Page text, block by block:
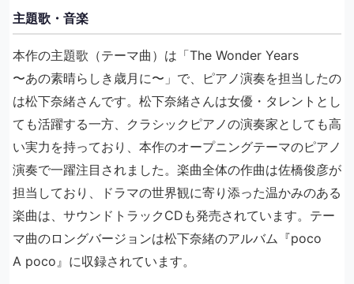
主題歌・音楽
本作の主題歌（テーマ曲）は「The Wonder Years
〜あの素晴らしき歳月に〜」で、ピアノ演奏を担当したの
は松下奈緒さんです。松下奈緒さんは女優・タレントとし
ても活躍する一方、クラシックピアノの演奏家としても高
い実力を持っており、本作のオープニングテーマのピアノ
演奏で一躍注目されました。楽曲全体の作曲は佐橋俊彦が
担当しており、ドラマの世界観に寄り添った温かみのある
楽曲は、サウンドトラックCDも発売されています。テー
マ曲のロングバージョンは松下奈緒のアルバム『poco
A poco』に収録されています。